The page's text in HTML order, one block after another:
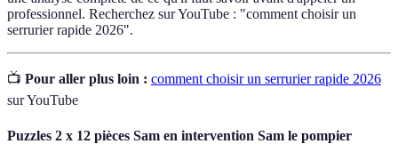
professionnel. Recherchez sur YouTube : "comment choisir un
serrurier rapide 2026".
📺 Pour aller plus loin : comment choisir un serrurier rapide 2026
sur YouTube
Puzzles 2 x 12 pièces Sam en intervention Sam le pompier